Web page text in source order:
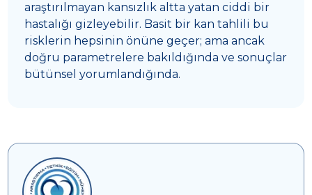
araştırılmayan kansızlık altta yatan ciddi bir
hastalığı gizleyebilir. Basit bir kan tahlili bu
risklerin hepsinin önüne geçer; ama ancak
doğru parametrelere bakıldığında ve sonuçlar
bütünsel yorumlandığında.